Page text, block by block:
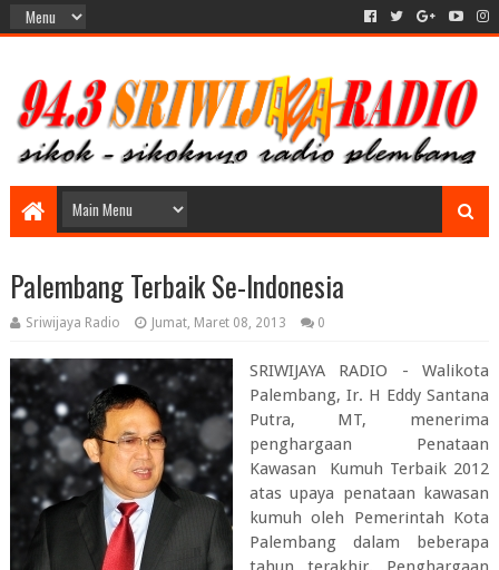
Palembang Terbaik Se-Indonesia
Sriwijaya Radio Jumat, Maret 08, 2013 0
SRIWIJAYA RADIO - Walikota
Palembang, Ir. H Eddy Santana
Putra, MT, menerima
penghargaan Penataan
Kawasan Kumuh Terbaik 2012
atas upaya penataan kawasan
kumuh oleh Pemerintah Kota
Palembang dalam beberapa